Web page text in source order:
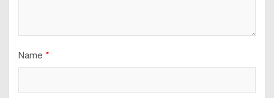
Name *